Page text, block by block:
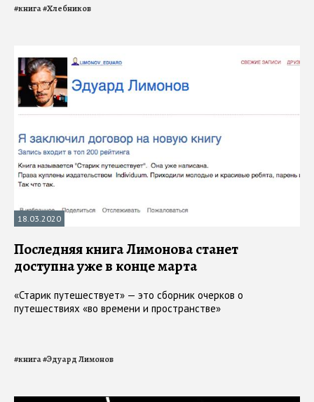
#книга#Хлебников
18.03.2020
Последняя книга Лимонова станет
доступна уже в конце марта
«Старик путешествует» — это сборник очерков о
путешествиях «во времени и пространстве»
#книга#Эдуард Лимонов